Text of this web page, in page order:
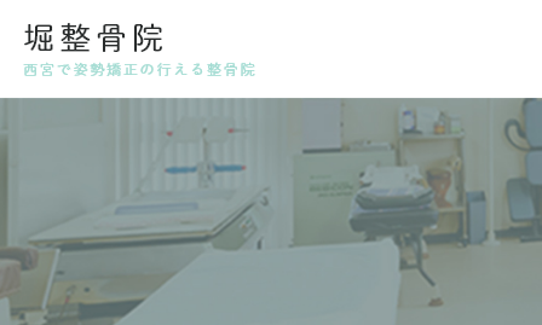
代表挨拶・スタッフ紹介
姿勢